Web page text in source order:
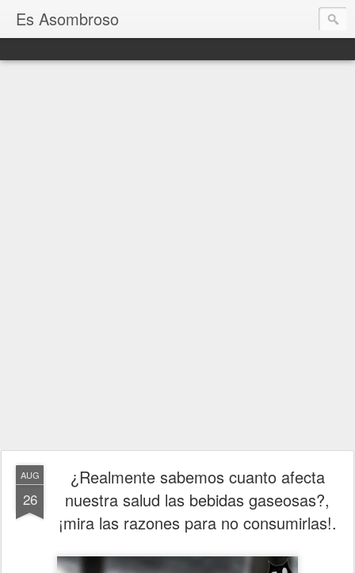
Es Asombroso
AUG
26
¿Realmente sabemos cuanto afecta
nuestra salud las bebidas gaseosas?,
¡mira las razones para no consumirlas!.